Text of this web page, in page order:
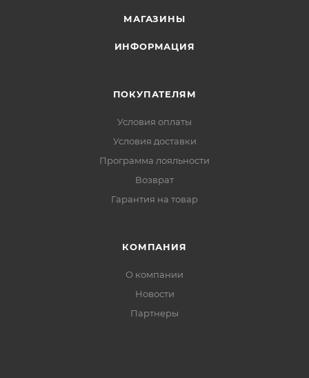
МАГАЗИНЫ
ИНФОРМАЦИЯ
ПОКУПАТЕЛЯМ
Условия оплаты
Условия доставки
Программа лояльности
Возврат
Гарантия на товар
КОМПАНИЯ
О компании
Новости
Партнеры